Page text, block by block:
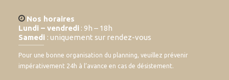
Nos horaires
Lundi – vendredi : 9h – 18h
Samedi : uniquement sur rendez-vous
Pour une bonne organisation du planning, veuillez prévenir
impérativement 24h à l’avance en cas de désistement.